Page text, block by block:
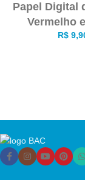
Papel Digital
Vermelho
R$